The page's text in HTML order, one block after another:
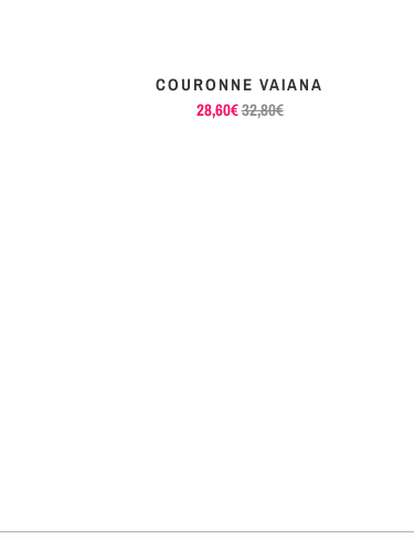
COURONNE VAIANA
28,60€32,80€